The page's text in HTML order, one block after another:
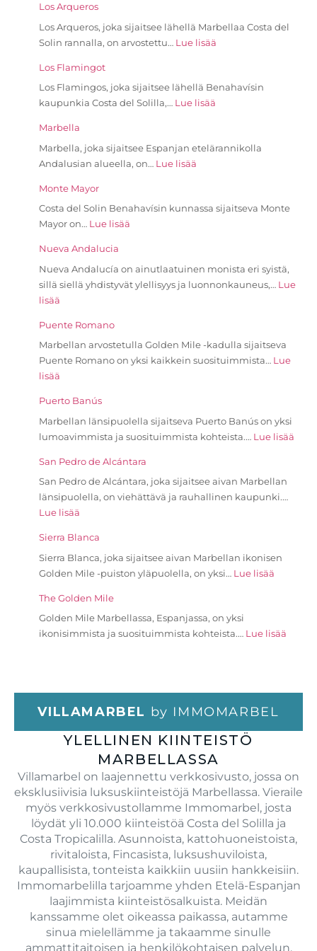
Los Arqueros
Los Arqueros, joka sijaitsee lähellä Marbellaa Costa del
Solin rannalla, on arvostettu… Lue lisää
Los Flamingot
Los Flamingos, joka sijaitsee lähellä Benahavísin
kaupunkia Costa del Solilla,… Lue lisää
Marbella
Marbella, joka sijaitsee Espanjan etelärannikolla
Andalusian alueella, on… Lue lisää
Monte Mayor
Costa del Solin Benahavísin kunnassa sijaitseva Monte
Mayor on… Lue lisää
Nueva Andalucia
Nueva Andalucía on ainutlaatuinen monista eri syistä,
sillä siellä yhdistyvät ylellisyys ja luonnonkauneus,… Lue
lisää
Puente Romano
Marbellan arvostetulla Golden Mile -kadulla sijaitseva
Puente Romano on yksi kaikkein suosituimmista… Lue
lisää
Puerto Banús
Marbellan länsipuolella sijaitseva Puerto Banús on yksi
lumoavimmista ja suosituimmista kohteista.… Lue lisää
San Pedro de Alcántara
San Pedro de Alcántara, joka sijaitsee aivan Marbellan
länsipuolella, on viehättävä ja rauhallinen kaupunki.…
Lue lisää
Sierra Blanca
Sierra Blanca, joka sijaitsee aivan Marbellan ikonisen
Golden Mile -puiston yläpuolella, on yksi… Lue lisää
The Golden Mile
Golden Mile Marbellassa, Espanjassa, on yksi
ikonisimmista ja suosituimmista kohteista.… Lue lisää
VILLAMARBEL by IMMOMARBEL
YLELLINEN KIINTEISTÖ
MARBELLASSA
Villamarbel on laajennettu verkkosivusto, jossa on
eksklusiivisia luksuskiinteistöjä Marbellassa. Vieraile
myös verkkosivustollamme Immomarbel, josta
löydät yli 10.000 kiinteistöä Costa del Solilla ja
Costa Tropicalilla. Asunnoista, kattohuoneistoista,
rivitaloista, Fincasista, luksushuviloista,
kaupallisista, tonteista kaikkiin uusiin hankkeisiin.
Immomarbelilla tarjoamme yhden Etelä-Espanjan
laajimmista kiinteistösalkuista. Meidän
kanssamme olet oikeassa paikassa, autamme
sinua mielellämme ja takaamme sinulle
ammattitaitoisen ja henkilökohtaisen palvelun.